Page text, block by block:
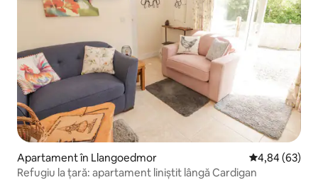
Apartament în Llangoedmor Scor mediu
4,84 (63)
Refugiu la țară: apartament liniștit lângă Cardigan